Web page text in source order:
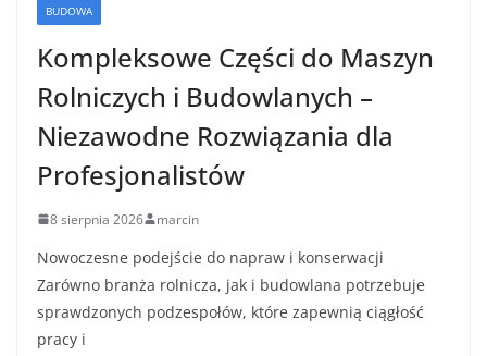
BUDOWA
Kompleksowe Części do Maszyn
Rolniczych i Budowlanych –
Niezawodne Rozwiązania dla
Profesjonalistów
8 sierpnia 2026 marcin
Nowoczesne podejście do napraw i konserwacji
Zarówno branża rolnicza, jak i budowlana potrzebuje
sprawdzonych podzespołów, które zapewnią ciągłość
pracy i